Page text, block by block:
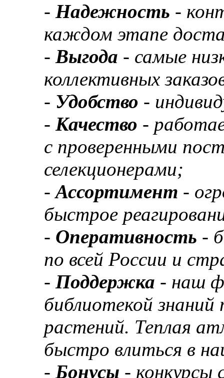
- Надежность -
каждом этапе
- Выгода - самые
коллективных
- Удобство -
- Качество -
с проверенными
селекционерами;
-Ассортимент -
быстрое
- Оперативность -
по всей России и
- Поддержка - наш
библиотекой
растений. Теплая
быстро влиться в
- Бонусы - конкурсы